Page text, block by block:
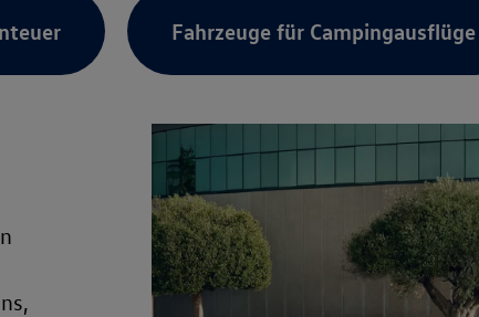
Fahrzeuge für Campingausflüge